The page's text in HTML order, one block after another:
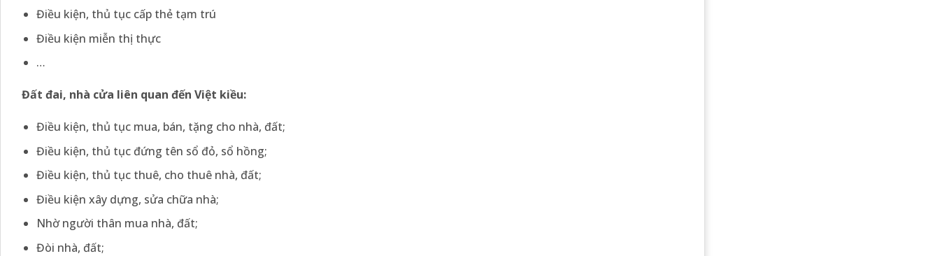
Điều kiện, thủ tục cấp thẻ tạm trú
Điều kiện miễn thị thực
…
Đất đai, nhà cửa liên quan đến Việt kiều:
Điều kiện, thủ tục mua, bán, tặng cho nhà, đất;
Điều kiện, thủ tục đứng tên sổ đỏ, sổ hồng;
Điều kiện, thủ tục thuê, cho thuê nhà, đất;
Điều kiện xây dựng, sửa chữa nhà;
Nhờ người thân mua nhà, đất;
Đòi nhà, đất;